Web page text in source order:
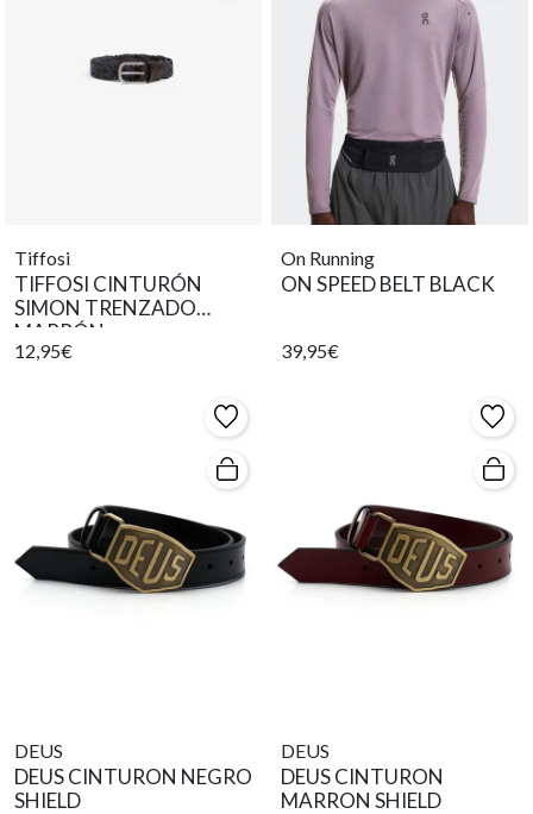
Tiffosi
TIFFOSI CINTURÓN
SIMON TRENZADO
MARRÓN
12,95€
On Running
ON SPEED BELT BLACK
39,95€
DEUS
DEUS CINTURON NEGRO
SHIELD
DEUS
DEUS CINTURON
MARRON SHIELD